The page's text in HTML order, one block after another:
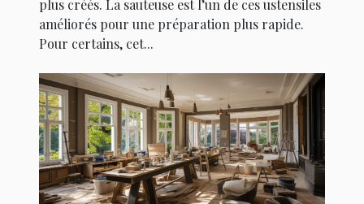
plus créés. La sauteuse est l’un de ces ustensiles
améliorés pour une préparation plus rapide.
Pour certains, cet...